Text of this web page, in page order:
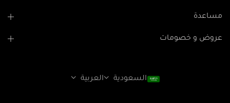
مساعدة
عروض و خصومات
السعودية العربية